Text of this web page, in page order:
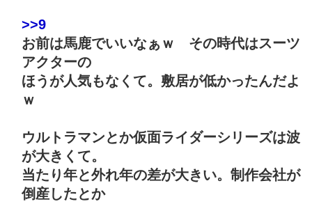
>>9
お前は馬鹿でいいなぁｗ その時代はスーツ
アクターの
ほうが人気もなくて。敷居が低かったんだよ
ｗ
ウルトラマンとか仮面ライダーシリーズは波
が大きくて。
当たり年と外れ年の差が大きい。制作会社が
倒産したとか